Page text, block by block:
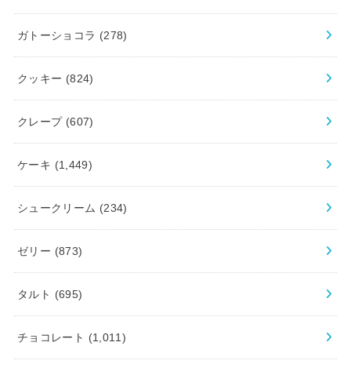
ガトーショコラ (278)
クッキー (824)
クレープ (607)
ケーキ (1,449)
シュークリーム (234)
ゼリー (873)
タルト (695)
チョコレート (1,011)